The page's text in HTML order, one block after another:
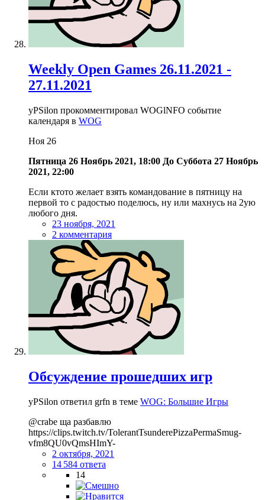
Weekly Open Games 26.11.2021 -
27.11.2021
yPSilon прокомментировал WOGlNFO событие
календаря в WOG
Ноя 26
Пятница 26 Ноябрь 2021, 18:00 До Суббота 27 Ноябрь
2021, 22:00
Если ктото желает взять командование в пятницу на
первой то с радостью поделюсь, ну или махнусь на 2ую
любого дня.
23 ноября, 2021
2 комментария
Обсуждение прошедших игр
yPSilon ответил grfn в теме WOG: Большие Игры
@crabe ща разбавлю
https://clips.twitch.tv/TolerantTsunderePizzaPermaSmug-
vfm8QU0vQmsHImY-
2 октября, 2021
14 584 ответа
14